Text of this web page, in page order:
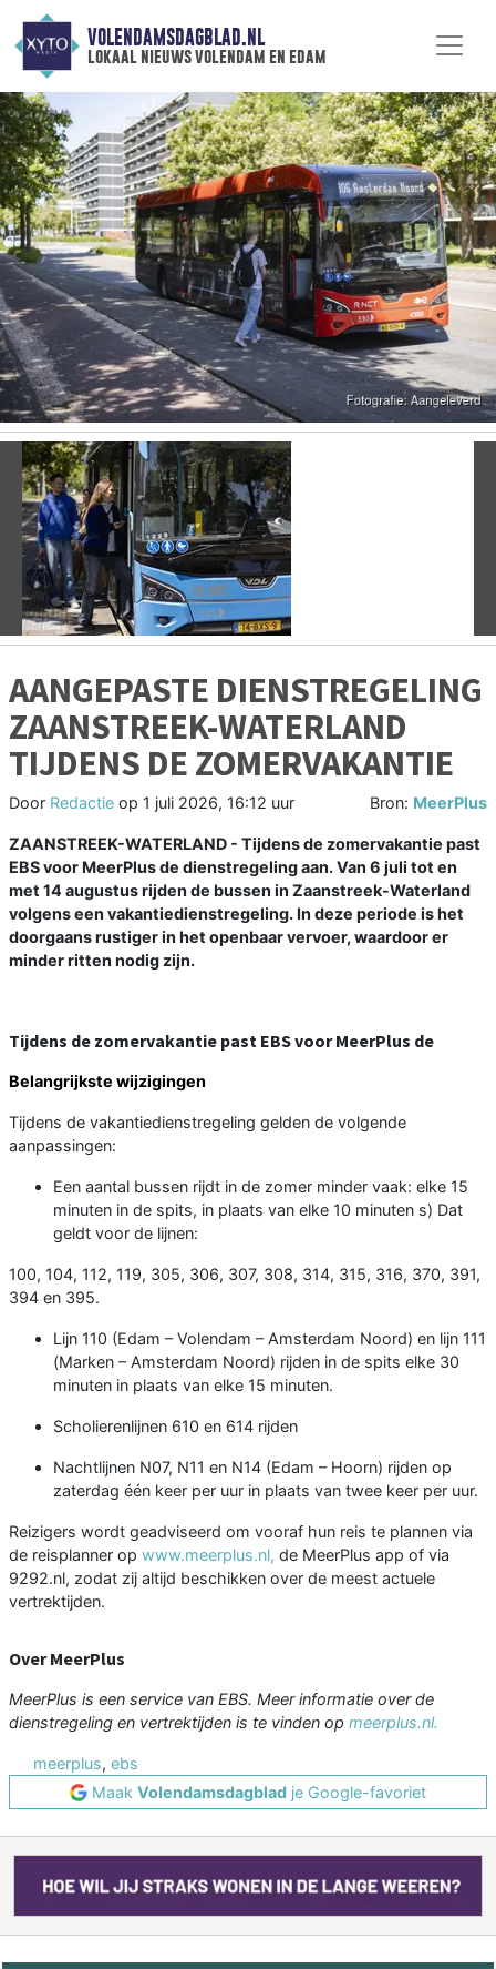
VOLENDAMSDAGBLAD.NL
lokaal nieuws volendam en edam
Vorige
AANGEPASTE DIENSTREGELING
ZAANSTREEK-WATERLAND
TIJDENS DE ZOMERVAKANTIE
Door Redactie op 1 juli 2026, 16:12 uur Bron: MeerPlus
ZAANSTREEK-WATERLAND - Tijdens de zomervakantie past
EBS voor MeerPlus de dienstregeling aan. Van 6 juli tot en
met 14 augustus rijden de bussen in Zaanstreek-Waterland
volgens een vakantiedienstregeling. In deze periode is het
doorgaans rustiger in het openbaar vervoer, waardoor er
minder ritten nodig zijn.
Tijdens de zomervakantie past EBS voor MeerPlus de
Belangrijkste wijzigingen
Tijdens de vakantiedienstregeling gelden de volgende
aanpassingen:
Een aantal bussen rijdt in de zomer minder vaak: elke 15
minuten in de spits, in plaats van elke 10 minuten s) Dat
geldt voor de lijnen:
100, 104, 112, 119, 305, 306, 307, 308, 314, 315, 316, 370, 391,
394 en 395.
Lijn 110 (Edam – Volendam – Amsterdam Noord) en lijn 111
(Marken – Amsterdam Noord) rijden in de spits elke 30
minuten in plaats van elke 15 minuten.
Scholierenlijnen 610 en 614 rijden
Nachtlijnen N07, N11 en N14 (Edam – Hoorn) rijden op
zaterdag één keer per uur in plaats van twee keer per uur.
Reizigers wordt geadviseerd om vooraf hun reis te plannen via
de reisplanner op www.meerplus.nl, de MeerPlus app of via
9292.nl, zodat zij altijd beschikken over de meest actuele
vertrektijden.
Over MeerPlus
MeerPlus is een service van EBS. Meer informatie over de
dienstregeling en vertrektijden is te vinden op meerplus.nl.
meerplus, ebs
Maak Volendamsdagblad je Google-favoriet